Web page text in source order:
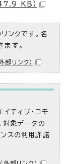
KB）
ンクです。名
す。
外部リンク）
ティブ・コモ
対象データの
スの利用許諾